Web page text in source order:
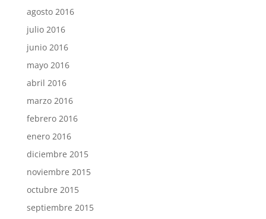
agosto 2016
julio 2016
junio 2016
mayo 2016
abril 2016
marzo 2016
febrero 2016
enero 2016
diciembre 2015
noviembre 2015
octubre 2015
septiembre 2015